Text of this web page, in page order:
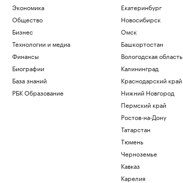
Экономика
Общество
Бизнес
Технологии и медиа
Финансы
Биографии
База знаний
РБК Образование
Екатеринбург
Новосибирск
Омск
Башкортостан
Вологодская область
Калининград
Краснодарский край
Нижний Новгород
Пермский край
Ростов-на-Дону
Татарстан
Тюмень
Черноземье
Кавказ
Карелия